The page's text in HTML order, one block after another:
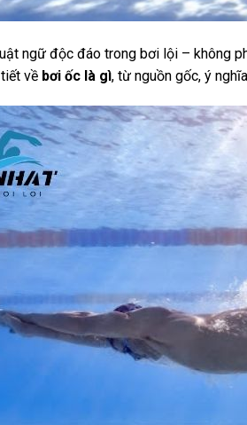
ngữ độc đáo trong bơi lội – không
về bơi ốc là gì, từ nguồn gốc, ý